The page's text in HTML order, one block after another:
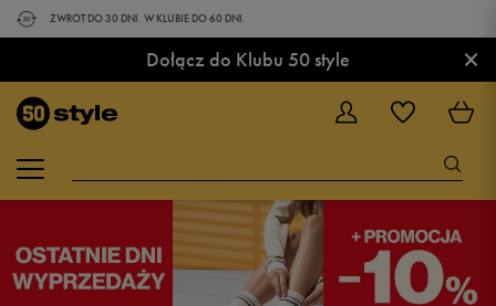
ZWROT DO 30 DNI. W KLUBIE DO 60 DNI.
Dołącz do Klubu 50 style ×